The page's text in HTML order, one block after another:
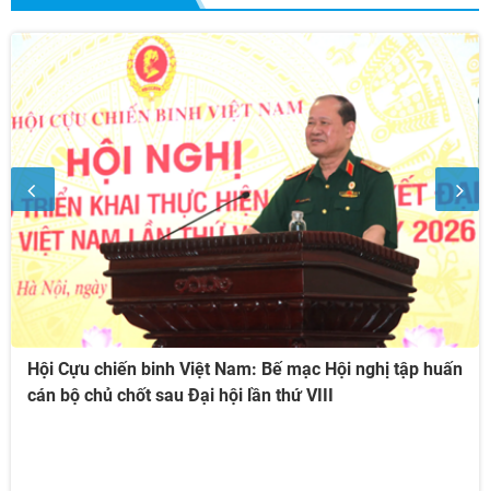
Hội Cựu chiến binh Việt Nam: Bế mạc Hội nghị tập huấn
cán bộ chủ chốt sau Đại hội lần thứ VIII